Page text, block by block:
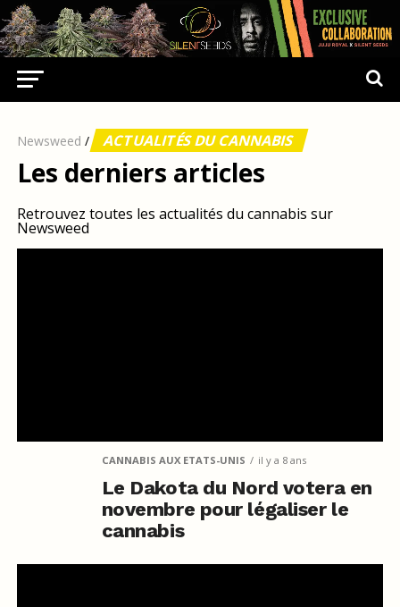
Newsweed / ACTUALITÉS DU CANNABIS
Les derniers articles
Retrouvez toutes les actualités du cannabis sur
Newsweed
CANNABIS AUX ETATS-UNIS il y a 8 ans
Le Dakota du Nord votera en
novembre pour légaliser le
cannabis